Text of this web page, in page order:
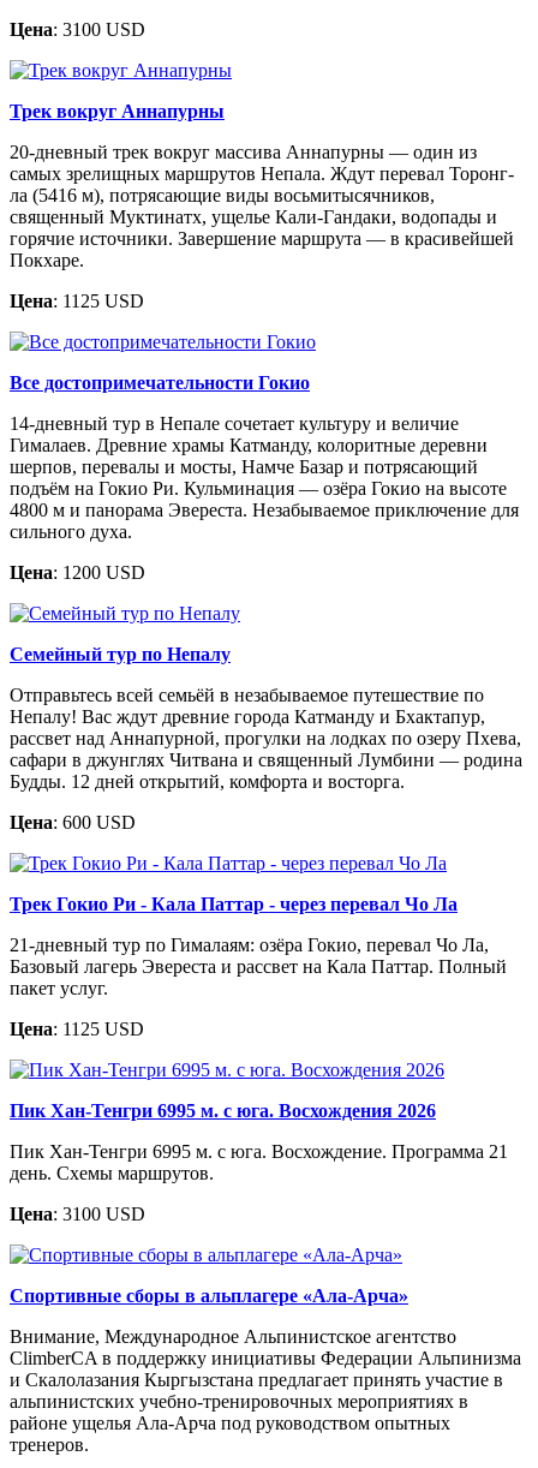
Цена: 3100 USD
Трек вокруг Аннапурны
20-дневный трек вокруг массива Аннапурны — один из
самых зрелищных маршрутов Непала. Ждут перевал Торонг-
ла (5416 м), потрясающие виды восьмитысячников,
священный Муктинатх, ущелье Кали-Гандаки, водопады и
горячие источники. Завершение маршрута — в красивейшей
Покхаре.
Цена: 1125 USD
Все достопримечательности Гокио
14-дневный тур в Непале сочетает культуру и величие
Гималаев. Древние храмы Катманду, колоритные деревни
шерпов, перевалы и мосты, Намче Базар и потрясающий
подъём на Гокио Ри. Кульминация — озёра Гокио на высоте
4800 м и панорама Эвереста. Незабываемое приключение для
сильного духа.
Цена: 1200 USD
Семейный тур по Непалу
Отправьтесь всей семьёй в незабываемое путешествие по
Непалу! Вас ждут древние города Катманду и Бхактапур,
рассвет над Аннапурной, прогулки на лодках по озеру Пхева,
сафари в джунглях Читвана и священный Лумбини — родина
Будды. 12 дней открытий, комфорта и восторга.
Цена: 600 USD
Трек Гокио Ри - Кала Паттар - через перевал Чо Ла
21-дневный тур по Гималаям: озёра Гокио, перевал Чо Ла,
Базовый лагерь Эвереста и рассвет на Кала Паттар. Полный
пакет услуг.
Цена: 1125 USD
Пик Хан-Тенгри 6995 м. c юга. Восхождения 2026
Пик Хан-Тенгри 6995 м. с юга. Восхождение. Программа 21
день. Схемы маршрутов.
Цена: 3100 USD
Спортивные сборы в альплагере «Ала-Арча»
Внимание, Международное Альпинистское агентство
ClimberCA в поддержку инициативы Федерации Альпинизма
и Скалолазания Кыргызстана предлагает принять участие в
альпинистских учебно-тренировочных мероприятиях в
районе ущелья Ала-Арча под руководством опытных
тренеров.